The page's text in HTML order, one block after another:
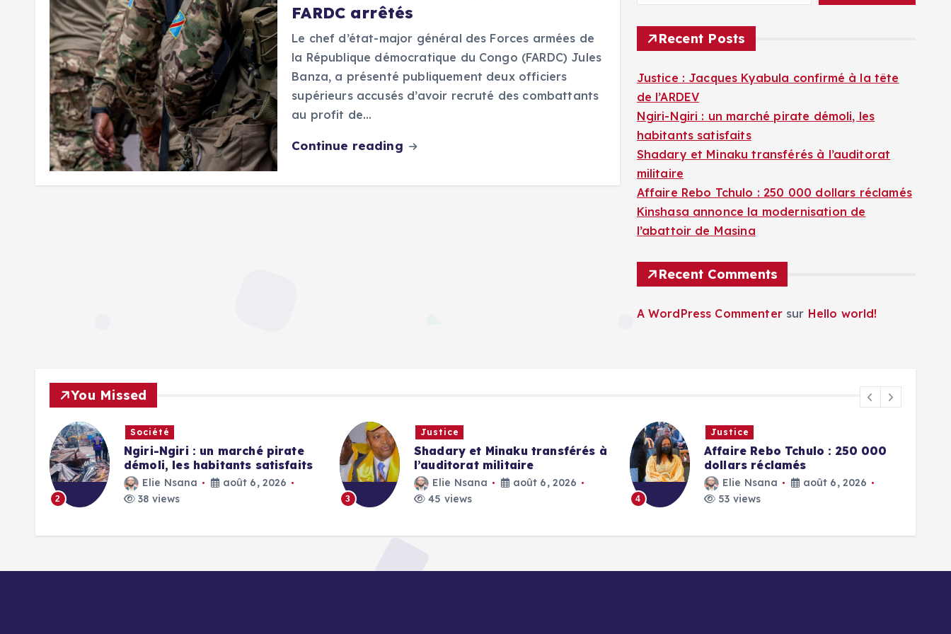
FARDC arrêtés
Le chef d’état-major général des Forces armées de
la République démocratique du Congo (FARDC) Jules
Banza, a présenté publiquement deux officiers
supérieurs accusés d’avoir recruté des combattants
au profit de…
Continue reading
Recent Posts
Justice : Jacques Kyabula confirmé à la tête
de l’ARDEV
Ngiri-Ngiri : un marché pirate démoli, les
habitants satisfaits
Shadary et Minaku transférés à l’auditorat
militaire
Affaire Rebo Tchulo : 250 000 dollars réclamés
Kinshasa annonce la modernisation de
l’abattoir de Masina
Recent Comments
A WordPress Commentersur Hello world!
You Missed
2
Société
Ngiri-Ngiri : un marché pirate
démoli, les habitants satisfaits
Elie Nsana
août 6, 2026
38 views
3
Justice
Shadary et Minaku transférés à
l’auditorat militaire
Elie Nsana
août 6, 2026
45 views
4
Justice
Affaire Rebo Tchulo : 250 000
dollars réclamés
Elie Nsana
août 6, 2026
53 views